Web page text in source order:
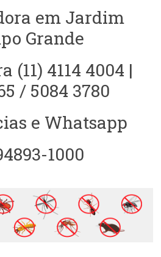
em Jardim
Grande
(11) 4114 4004 |
/ 5084 3780
e Whatsapp
1000